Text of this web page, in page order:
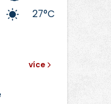
27°C
více